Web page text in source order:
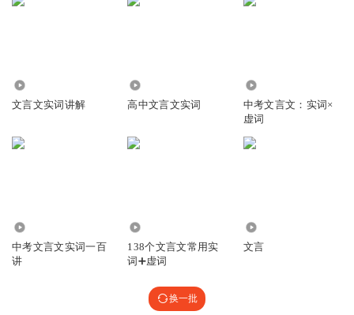
文言文实词讲解 高中文言文实词
中考文言文：实词×
虚词
中考文言文实词一百
讲
138个文言文常用实
词➕虚词
文言
换一批